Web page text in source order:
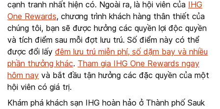
cạnh tranh nhất hiện có. Ngoài ra, là hội viên của IHG
One Rewards, chương trình khách hàng thân thiết của
chúng tôi, bạn sẽ được hưởng các quyền lợi độc quyền
và tích điểm sau mỗi đợt lưu trú. Số điểm này có thể
được đổi lấy đêm lưu trú miễn phí, số dặm bay và nhiều
phần thưởng khác. Tham gia IHG One Rewards ngay
hôm nay và bắt đầu tận hưởng các đặc quyền của một
hội viên có giá trị.
Khám phá khách sạn IHG hoàn hảo ở Thành phố Sauk